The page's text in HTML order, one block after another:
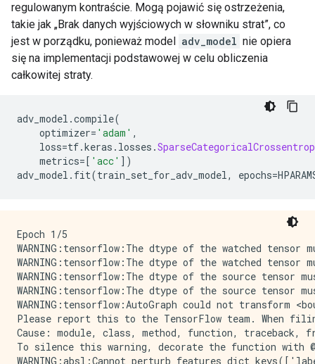
regulowanym kontraście. Mogą pojawić się ostrzeżenia,
takie jak „Brak danych wyjściowych w słowniku strat”, co
jest w porządku, ponieważ model adv_model nie opiera
się na implementacji podstawowej w celu obliczenia
całkowitej straty.
adv_model .compile(
optimizer= 'adam' ,
loss=tf.keras . losses .
metrics=[ 'acc' ])
adv_model . fit(train_set_for_adv_model, epochs=
Epoch 1/5
WARNING:tensorflow:The dtype of the watched
WARNING:tensorflow:The dtype of the watched
WARNING:tensorflow:The dtype of the source
WARNING:tensorflow:The dtype of the source
WARNING:tensorflow:AutoGraph could not transform
Please report this to the TensorFlow team. When
Cause: module, class, method, function, traceback,
To silence this warning, decorate the function with
WARNING:absl:Cannot perturb features